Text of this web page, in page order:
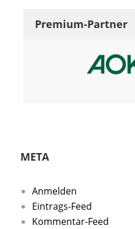
Premium-Partner
META
Anmelden
Eintrags-Feed
Kommentar-Feed